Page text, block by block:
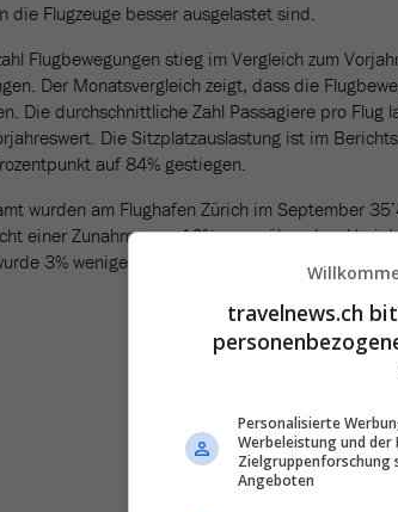
die Flugzeuge besser ausgelastet sind.
Flugbewegungen stieg im Vergleich zum
Der Monatsvergleich zeigt, dass die
Die durchschnittliche Zahl Passagiere pro Flug
Die Sitzplatzauslastung ist im
auf 84% gestiegen.
wurden am Flughafen Zürich im September
einer Zunahme von 16% gegenüber dem
3% weniger Fracht abgewickelt.
travelnews.ch
Personalisierte
Werbeleistung und
Zielgruppenforschung
Angeboten